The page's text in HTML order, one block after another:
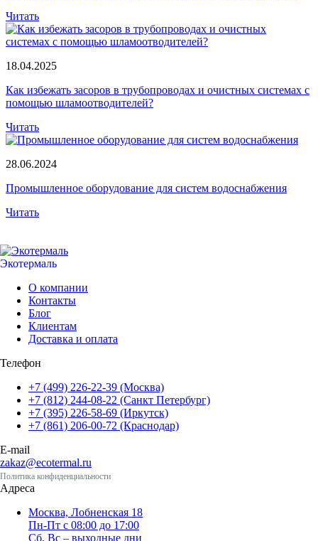
Читать
18.04.2025
Как избежать засоров в трубопроводах и очистных системах с
помощью шламоотводителей?
Читать
28.06.2024
Промышленное оборудование для систем водоснабжения
Читать
Экотермаль
О компании
Контакты
Блог
Клиентам
Доставка и оплата
Телефон
+7 (499) 226-22-39 (Москва)
+7 (812) 244-08-22 (Санкт Петербург)
+7 (395) 226-58-69 (Иркутск)
+7 (861) 206-00-72 (Краснодар)
E-mail
zakaz@ecotermal.ru
Политика конфиденциальности
Адреса
Москва, Лобненская 18
Пн-Пт с 08:00 до 17:00
Сб, Вс – выходные дни